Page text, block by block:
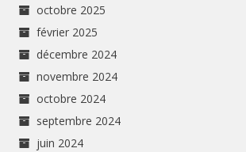
octobre 2025
février 2025
décembre 2024
novembre 2024
octobre 2024
septembre 2024
juin 2024